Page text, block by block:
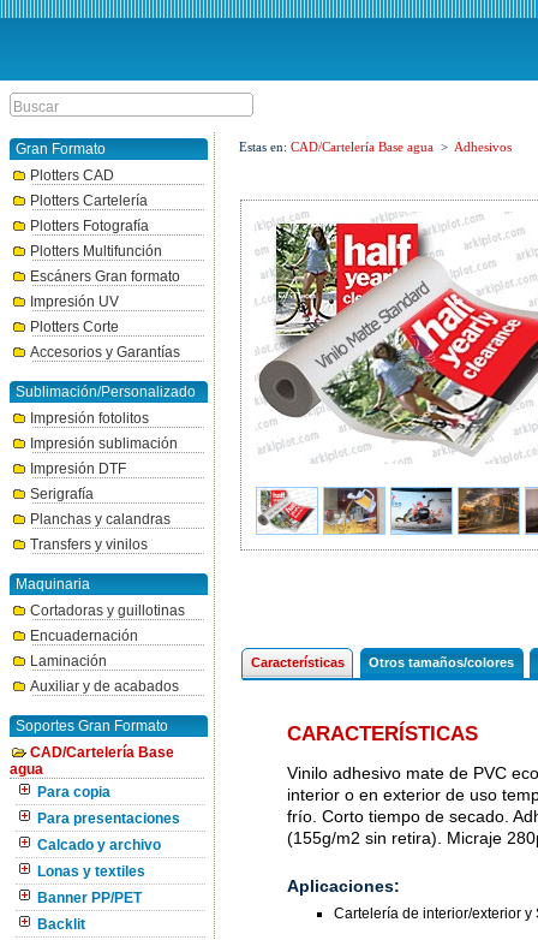
Gran Formato
Plotters CAD
Plotters Cartelería
Plotters Fotografía
Plotters Multifunción
Escáners Gran formato
Impresión UV
Plotters Corte
Accesorios y Garantías
Sublimación/Personalizado
Impresión fotolitos
Impresión sublimación
Impresión DTF
Serigrafía
Planchas y calandras
Transfers y vinilos
Maquinaria
Cortadoras y guillotinas
Encuadernación
Laminación
Auxiliar y de acabados
Soportes Gran Formato
CAD/Cartelería Base
agua
Para copia
Para presentaciones
Calcado y archivo
Lonas y textiles
Banner PP/PET
Backlit
Estas en: CAD/Cartelería Base agua > Adhesivos
Características Otros tamaños/colores
CARACTERÍSTICAS
Vinilo adhesivo mate de PVC
interior o en exterior de uso
frío. Corto tiempo de secado.
(155g/m2 sin retira). Micraje
Aplicaciones:
Cartelería de interior/exterior y